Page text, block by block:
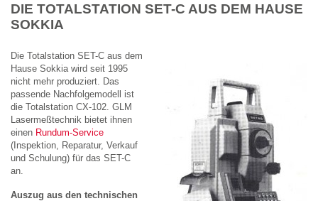
DIE TOTALSTATION SET-C AUS DEM HAUSE
SOKKIA
Die Totalstation SET-C aus dem
Hause Sokkia wird seit 1995
nicht mehr produziert. Das
passende Nachfolgemodell ist
die Totalstation CX-102. GLM
Lasermeßtechnik bietet ihnen
einen Rundum-Service
(Inspektion, Reparatur, Verkauf
und Schulung) für das SET-C
an.
Auszug aus den technischen